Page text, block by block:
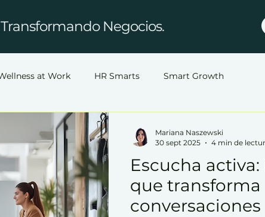
Negocios.
at Work HR Smarts Smart Growth
Escucha
que transforma
conversaciones
Mariana Naszewski
30 sept 2025
4 min de